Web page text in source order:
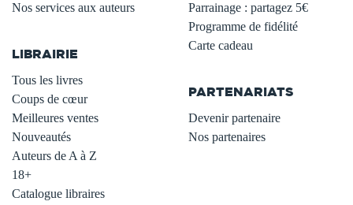
Nos services aux auteurs
LIBRAIRIE
Tous les livres
Coups de cœur
Meilleures ventes
Nouveautés
Auteurs de A à Z
18+
Catalogue libraires
Parrainage : partagez 5€
Programme de fidélité
Carte cadeau
PARTENARIATS
Devenir partenaire
Nos partenaires